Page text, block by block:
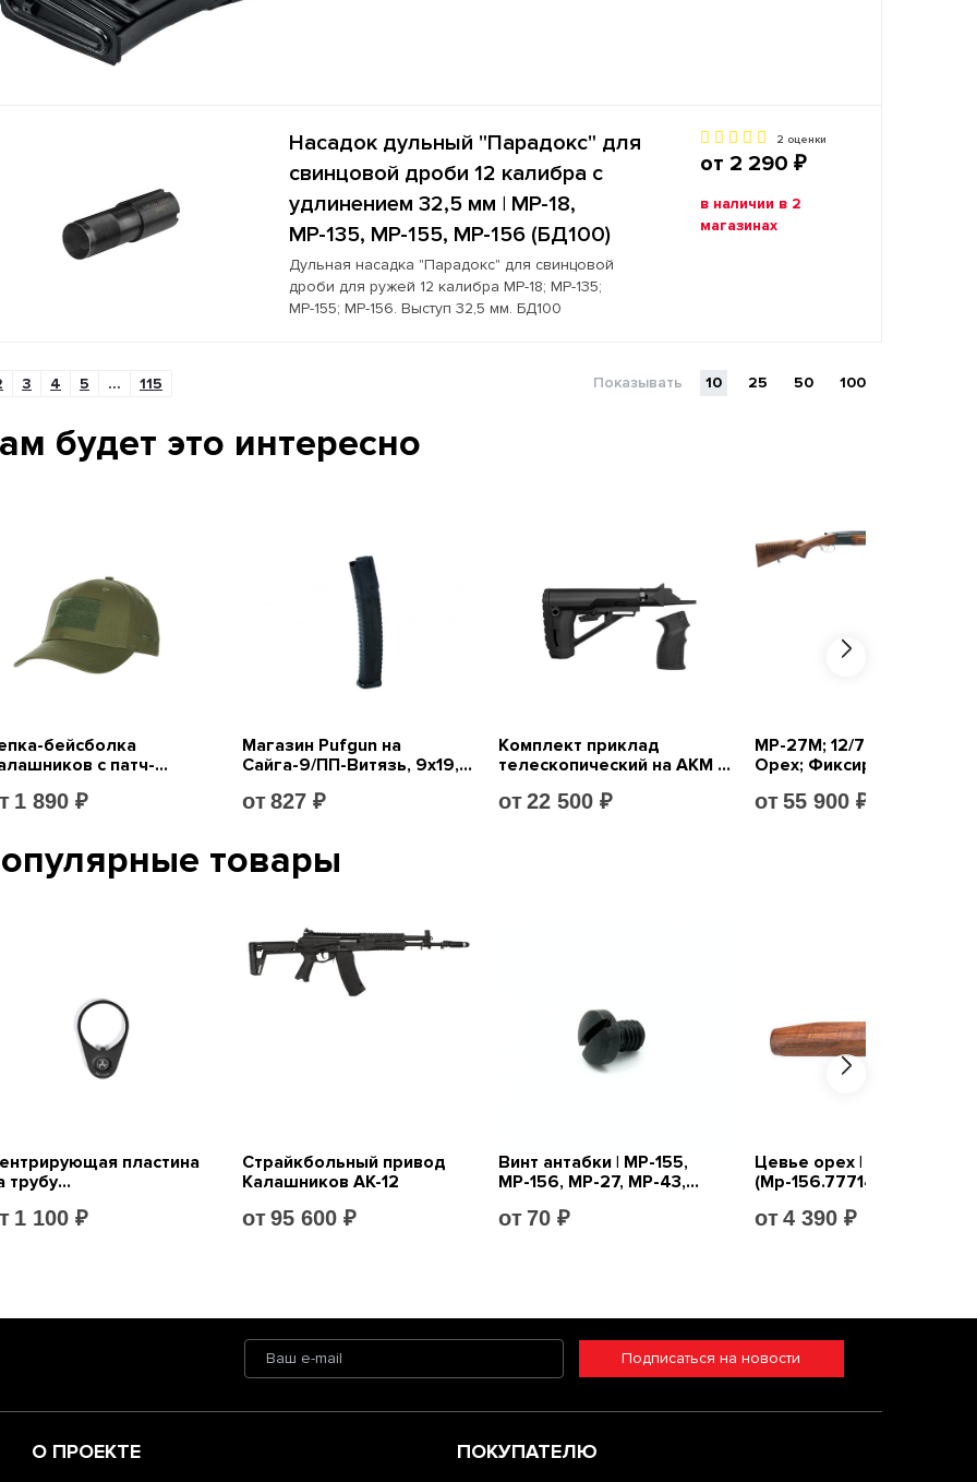
Насадок дульный "Парадокс" для
свинцовой дроби 12 калибра с
удлинением 32,5 мм | МР-18,
МР-135, МР-155, МР-156 (БД100)
Дульная насадка "Парадокс" для свинцовой
дроби для ружей 12 калибра МР-18; МР-135;
МР-155; МР-156. Выступ 32,5 мм. БД100
2 оценки
от 2 290 ₽
в наличии в 2
магазинах
3 4 5 ... 115 Показывать 10 25 50 100
Подписаться на новости
О ПРОЕКТЕ ПОКУПАТЕЛЮ